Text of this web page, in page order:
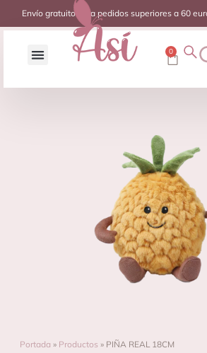
Envío gratuito para pedidos superiores a 60
0
Portada » Productos » PIÑA REAL 18CM